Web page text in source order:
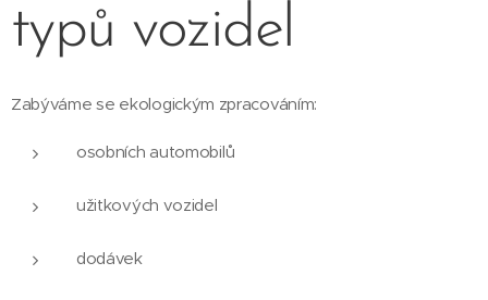
typů vozidel
Zabýváme se ekologickým zpracováním:
osobních automobilů
užitkových vozidel
dodávek